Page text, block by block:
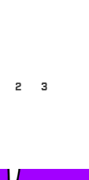
2 3